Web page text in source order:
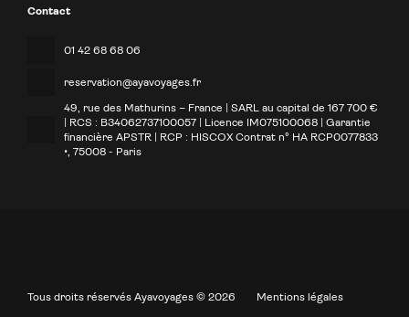
Contact
01 42 68 68 06
reservation@ayavoyages.fr
49, rue des Mathurins – France | SARL au capital de 167 700 €
| RCS : B34062737100057 | Licence IM075100068 | Garantie
financière APSTR | RCP : HISCOX Contrat n° HA RCP0077833
• , 75008 - Paris
Tous droits réservés Ayavoyages © 2026 Mentions légales